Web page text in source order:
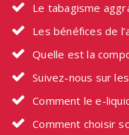
Le tabagisme
Les bénéfices de
Quelle est la
Suivez-nous sur
Comment le e-
Comment choisir